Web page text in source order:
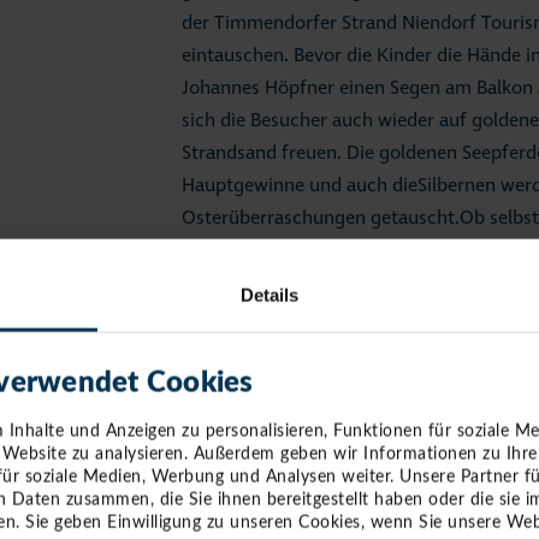
Details
Cookies
Inhalte und Anzeigen zu personalisieren, Funktionen für soziale
zu analysieren. Außerdem geben wir Informationen zu
soziale Medien, Werbung und Analysen weiter. Unsere Partner
Daten zusammen, die Sie ihnen bereitgestellt haben oder die sie
Sie geben Einwilligung zu unseren Cookies, wenn Sie unsere
der Timmendorfer Strand Niendorf
eintauschen. Bevor die Kinder die Hände
Johannes Höpfner einen Segen am
sich die Besucher auch wieder auf
Strandsand freuen. Die goldenen
Hauptgewinne und auch dieSilbernen
Osterüberraschungen getauscht.Ob
Club wird den Gästen Kaffee und
Stärkung anbieten. DJ und Lokalmatador
können die Eltern ihre Buddelkünste unter
sind versteckt und beinhalten jeweils
Konzertreihen „StrandKonzerte“ und
Ostermontag –Ostereiersuche –02. April:
Ostermontag bei der freiwilligen